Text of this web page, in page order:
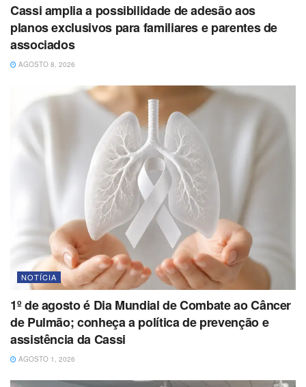
Cassi amplia a possibilidade de adesão aos
planos exclusivos para familiares e parentes de
associados
AGOSTO 8, 2026
NOTÍCIA
1º de agosto é Dia Mundial de Combate ao Câncer
de Pulmão; conheça a política de prevenção e
assistência da Cassi
AGOSTO 1, 2026